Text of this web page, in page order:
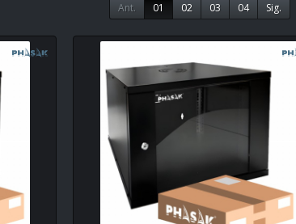
Ant. 01 02 03 04 Sig.